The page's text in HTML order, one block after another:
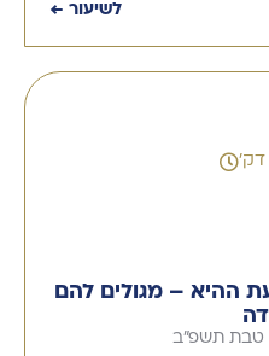
לשיעור ←
ההיא – מגולים להם
טבת תשפ"ב